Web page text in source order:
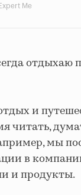
Me
отдыхаю
и
читать,
мы
в
и продукты.